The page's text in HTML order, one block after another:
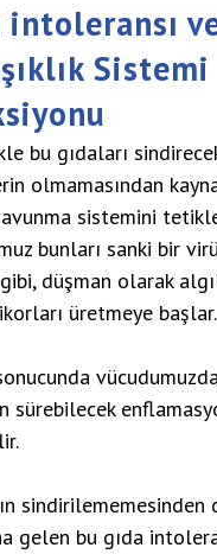
intoleransı
Sistemi
bu gıdaları
olmamasından
sistemini
bunları sanki bir
düşman olarak
üretmeye başlar.
sürebilecek
sindirilememesinden
gelen bu gıda